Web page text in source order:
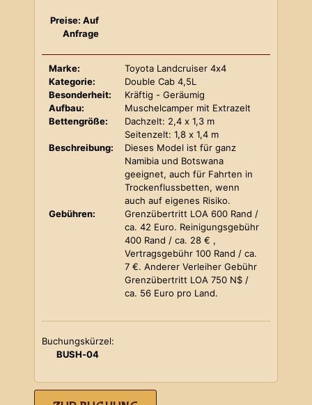
Preise: Auf
Anfrage
Marke:
Toyota Landcruiser 4x4
Kategorie:
Double Cab 4,5L
Besonderheit:
Kräftig - Geräumig
Aufbau:
Muschelcamper mit Extrazelt
Bettengröße:
Dachzelt: 2,4 x 1,3 m
Seitenzelt: 1,8 x 1,4 m
Beschreibung:
Dieses Model ist für ganz
Namibia und Botswana
geeignet, auch für Fahrten in
Trockenflussbetten, wenn
auch auf eigenes Risiko.
Gebühren:
Grenzübertritt LOA 600 Rand /
ca. 42 Euro. Reinigungsgebühr
400 Rand / ca. 28 € ,
Vertragsgebühr 100 Rand / ca.
7 €. Anderer Verleiher Gebühr
Grenzübertritt LOA 750 N$ /
ca. 56 Euro pro Land.
Buchungskürzel:
BUSH-04